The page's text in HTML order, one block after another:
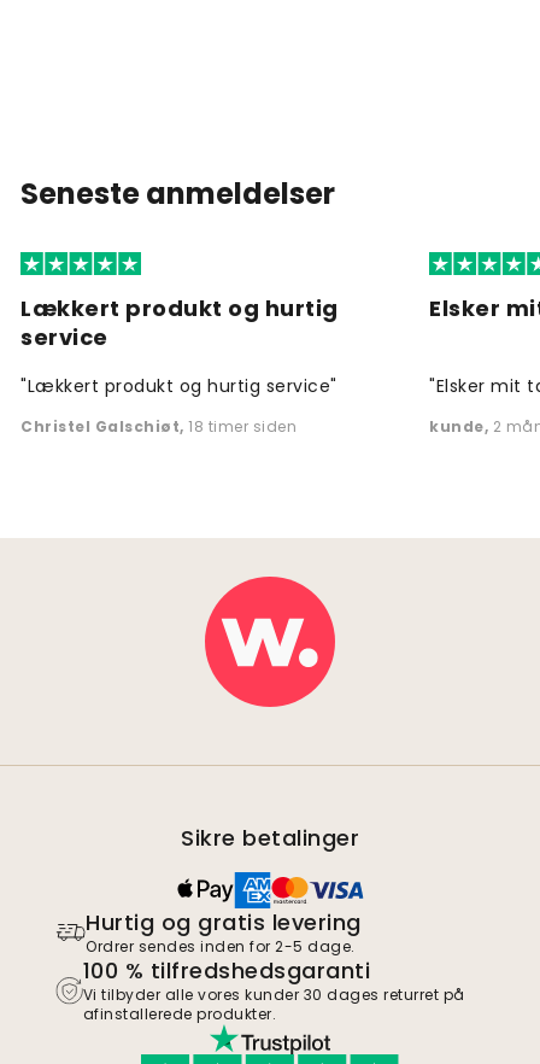
Seneste anmeldelser
Lækkert produkt og hurtig
service
"Lækkert produkt og hurtig service"
Christel Galschiøt, 18 timer siden
Elsker
"Elsker mit
kunde, 2
Sikre betalinger
Hurtig og gratis levering
Ordrer sendes inden for 2-5 dage.
100 % tilfredshedsgaranti
Vi tilbyder alle vores kunder 30 dages returret på
afinstallerede produkter.